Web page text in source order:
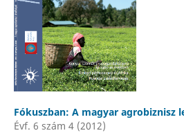
Fókuszban: A magyar agrobiznisz
Évf. 6 szám 4 (2012)